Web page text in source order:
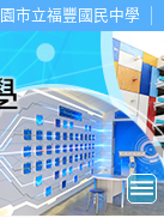
市立福豐國民中學